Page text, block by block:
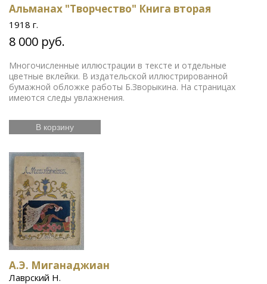
Альманах "Творчество" Книга вторая
1918 г.
8 000 руб.
Многочисленные иллюстрации в тексте и отдельные
цветные вклейки. В издательской иллюстрированной
бумажной обложке работы Б.Зворыкина. На страницах
имеются следы увлажнения.
В корзину
А.Э. Миганаджиан
Лаврский Н.